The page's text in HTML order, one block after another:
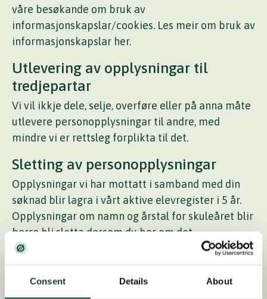
Consent Details About
våre besøkande om bruk av
informasjonskapslar/cookies. Les meir om bruk av
informasjonskapslar her.
Utlevering av opplysningar til
tredjepartar
Vi vil ikkje dele, selje, overføre eller på anna måte
utlevere personopplysningar til andre, med
mindre vi er rettsleg forplikta til det.
Sletting av personopplysningar
Opplysningar vi har mottatt i samband med din
søknad blir lagra i vårt aktive elevregister i 5 år.
Opplysningar om namn og årstal for skuleåret blir
berre bli sletta dersom du ber om det.
Opplysningar vi etter bokføringsloven er forplikta